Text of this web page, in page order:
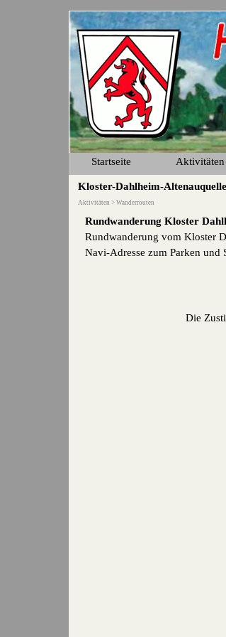
Startseite Aktivitäten
Kloster-Dahlheim-Altenauquelle
Aktivitäten > Wanderrouten
Rundwanderung Kloster
Rundwanderung vom Kloster
Navi-Adresse zum Parken und
Die